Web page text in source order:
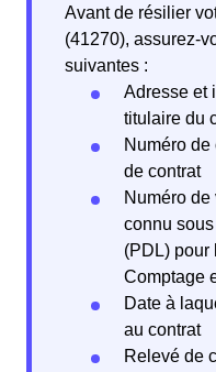
Avant de résilier
(41270), assurez-
suivantes :
Adresse et
titulaire du
Numéro
de contrat
Numéro de
connu
(PDL) pour
Comptage
Date à
au contrat
Relevé de